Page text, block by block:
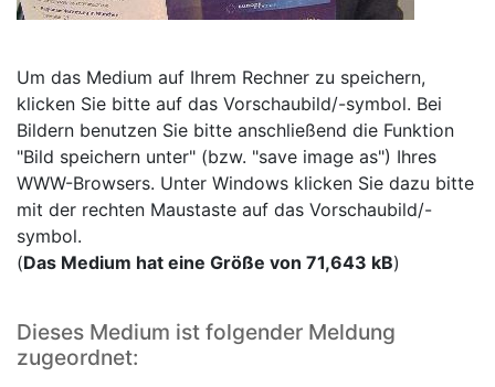
Um das Medium auf Ihrem Rechner zu speichern,
klicken Sie bitte auf das Vorschaubild/-symbol. Bei
Bildern benutzen Sie bitte anschließend die Funktion
"Bild speichern unter" (bzw. "save image as") Ihres
WWW-Browsers. Unter Windows klicken Sie dazu bitte
mit der rechten Maustaste auf das Vorschaubild/-
symbol.
(Das Medium hat eine Größe von 71,643 kB)
Dieses Medium ist folgender Meldung
zugeordnet: